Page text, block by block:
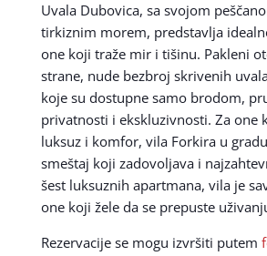
Uvala Dubovica, sa svojom
tirkiznim morem, predstavlja
one koji traže mir i tišinu. Pakleni
strane, nude bezbroj skrivenih
koje su dostupne samo brodom,
privatnosti i ekskluzivnosti. Za one
luksuz i komfor, vila Forkira u
smeštaj koji zadovoljava i
šest luksuznih apartmana, vila je
one koji žele da se prepuste
Rezervacije se mogu izvršiti putem